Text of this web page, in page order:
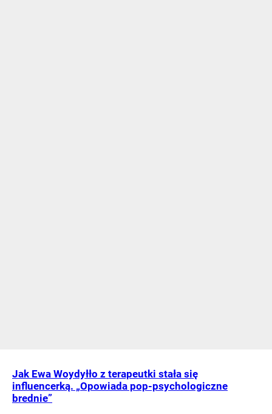
Jak Ewa Woydyłło z terapeutki stała się
influencerką. „Opowiada pop-psychologiczne
brednie”